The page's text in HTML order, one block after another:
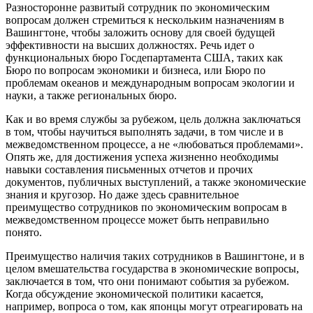
Разносторонне развитый сотрудник по экономическим
вопросам должен стремиться к нескольким назначениям в
Вашингтоне, чтобы заложить основу для своей будущей
эффективности на высших должностях. Речь идет о
функциональных бюро Госдепартамента США, таких как
Бюро по вопросам экономики и бизнеса, или Бюро по
проблемам океанов и международным вопросам экологии и
науки, а также региональных бюро.
Как и во время службы за рубежом, цель должна заключаться
в том, чтобы научиться выполнять задачи, в том числе и в
межведомственном процессе, а не «любоваться проблемами».
Опять же, для достижения успеха жизненно необходимы
навыки составления письменных отчетов и прочих
документов, публичных выступлений, а также экономические
знания и кругозор. Но даже здесь сравнительное
преимущество сотрудников по экономическим вопросам в
межведомственном процессе может быть неправильно
понято.
Преимущество наличия таких сотрудников в Вашингтоне, и в
целом вмешательства государства в экономические вопросы,
заключается в том, что они понимают события за рубежом.
Когда обсуждение экономической политики касается,
например, вопроса о том, как японцы могут отреагировать на